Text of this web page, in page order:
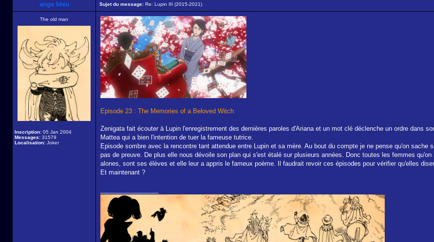
ange bleu Sujet du message: Re: Lupin III (2015-2021)
The old man
Inscription: 05 Jan 2004
Messages: 31579
Localisation: Joker
Episode 23 : The Memories of a Beloved Witch
Zenigata fait écouter à Lupin l'enregistrement des dernières paroles d'Ariana et un mot clé déclenche un ordre dans
Mattea qui a bien l'intention de tuer la fameuse tutrice.
Episode sombre avec la rencontre tant attendue entre Lupin et sa mère. Au bout du compte je ne pense qu'on
pas de preuve. De plus elle nous dévoile son plan qui s'est étalé sur plusieurs années. Donc toutes les femmes
alones, sont ses élèves et elle leur a appris le fameux poème. Il faudrait revoir ces épisodes pour vérifier qu'elles
Et maintenant ?